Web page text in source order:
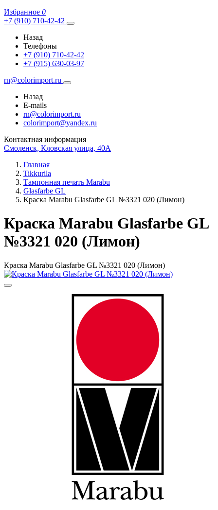
Избранное 0
+7 (910) 710-42-42
Назад
Телефоны
+7 (910) 710-42-42
+7 (915) 630-03-97
rn@colorimport.ru
Назад
E-mails
rn@colorimport.ru
colorimport@yandex.ru
Контактная информация
Смоленск, Кловская улица, 40А
Главная
Tikkurila
Тампонная печать Marabu
Glasfarbe GL
Краска Marabu Glasfarbe GL №3321 020 (Лимон)
Краска Marabu Glasfarbe GL
№3321 020 (Лимон)
Краска Marabu Glasfarbe GL №3321 020 (Лимон)